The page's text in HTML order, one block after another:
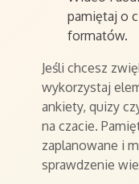
pamiętaj o
formatów.
Jeśli chcesz
wykorzystaj
ankiety, quizy
na czacie.
zaplanowane i
sprawdzenie